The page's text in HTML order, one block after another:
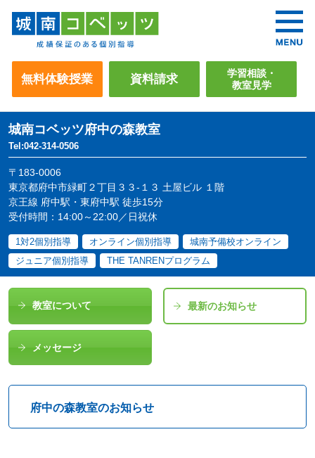
無料体験授業 資料請求
学習相談・
教室見学
城南コベッツ府中の森教室
Tel:042-314-0506
〒183-0006
東京都府中市緑町２丁目３３-１３ 土屋ビル １階
京王線 府中駅・東府中駅 徒歩15分
受付時間：14:00～22:00／日祝休
1対2個別指導 オンライン個別指導
城南予備校オンライン
ジュニア個別指導
THE TANRENプログラム
教室について 最新のお知らせ
メッセージ
府中の森教室のお知らせ